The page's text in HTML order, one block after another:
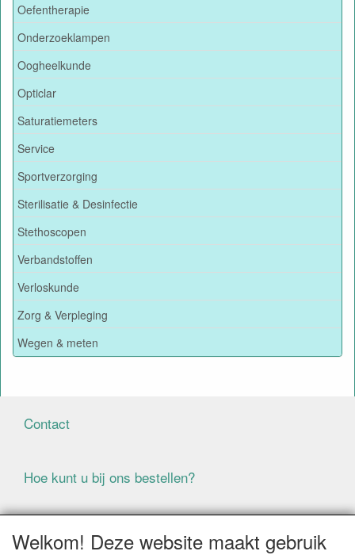
Oefentherapie
Onderzoeklampen
Oogheelkunde
Opticlar
Saturatiemeters
Service
Sportverzorging
Sterilisatie & Desinfectie
Stethoscopen
Verbandstoffen
Verloskunde
Zorg & Verpleging
Wegen & meten
Contact
Hoe kunt u bij ons bestellen?
Voorwaarden
Welkom! Deze website maakt gebruik